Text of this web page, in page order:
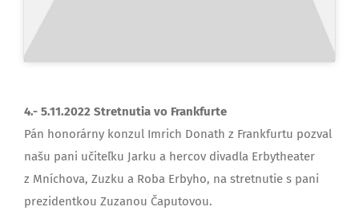
4.- 5.11.2022 Stretnutia vo Frankfurte
Pán honorárny konzul Imrich Donath z Frankfurtu pozval
našu pani učiteľku Jarku a hercov divadla Erbytheater
z Mníchova, Zuzku a Roba Erbyho, na stretnutie s pani
prezidentkou Zuzanou Čaputovou.